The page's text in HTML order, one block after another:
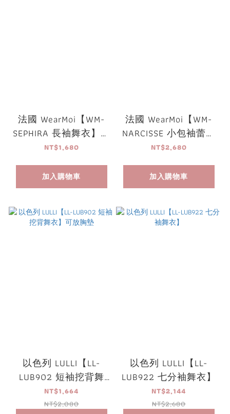
法國 WearMoi【WM-
SEPHIRA 長袖舞衣】可
放胸墊
NT$1,680
加入購物車
法國 WearMoi【WM-
NARCISSE 小包袖蕾絲
刺繡舞衣】可放胸墊
NT$2,680
加入購物車
以色列 LULLI【LL-
LUB902 短袖挖背舞
衣】可放胸墊
NT$1,664
NT$2,080
以色列 LULLI【LL-
LUB922 七分袖舞衣】
NT$2,144
NT$2,680